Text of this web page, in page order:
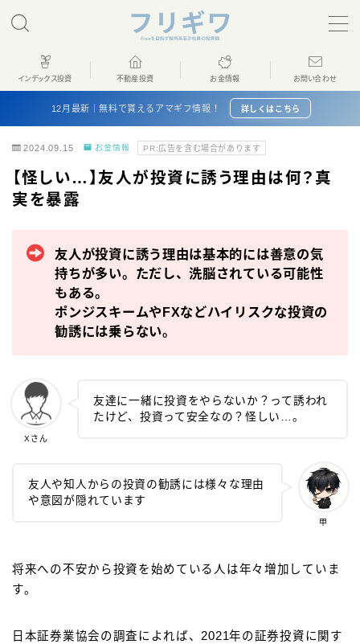
MENU
ホーム
インデックス投資
不動産投資
お金情報
プロフィール
お問い合わせ
インデックス投資 不動産投資 お金情報 お問い合わせ
12月最新｜無料で貰えるアマギフ情報！ 詳しくはこちら
2024.09.15 お金情報 PR:広告を含む場合があります
【怪しい…】友人が投資に誘う理由は何？真
実を暴露
友人が投資に誘う理由は基本的には善意の気
持ちが多い。ただし、洗脳されている可能性
もある。
ポンジスキームやFXなどハイリスクな投資の
勧誘には乗らない。
Xさん
友達に一緒に投資をやらないか？って誘われ
たけど、投資って安全なの？怪しい…。
甲
友人や知人からの投資の勧誘には様々な理由
や意図が隠れています
将来への不安から投資を始めている人は年々増加していま
す。
日本証券業協会の調査によれば、2021年の証券投資に関す